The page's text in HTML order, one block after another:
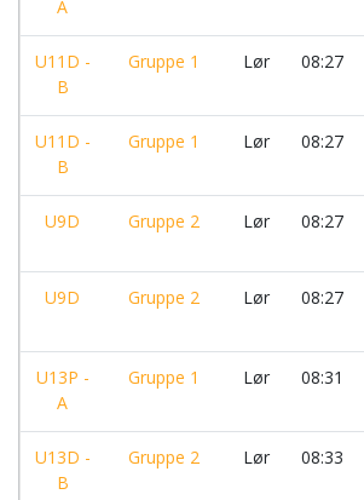
A
U11D -
B
Gruppe 1 Lør 08:27
U11D -
B
Gruppe 1 Lør 08:27
U9D Gruppe 2 Lør 08:27
U9D Gruppe 2 Lør 08:27
U13P -
A
Gruppe 1 Lør 08:31
U13D -
B
Gruppe 2 Lør 08:33